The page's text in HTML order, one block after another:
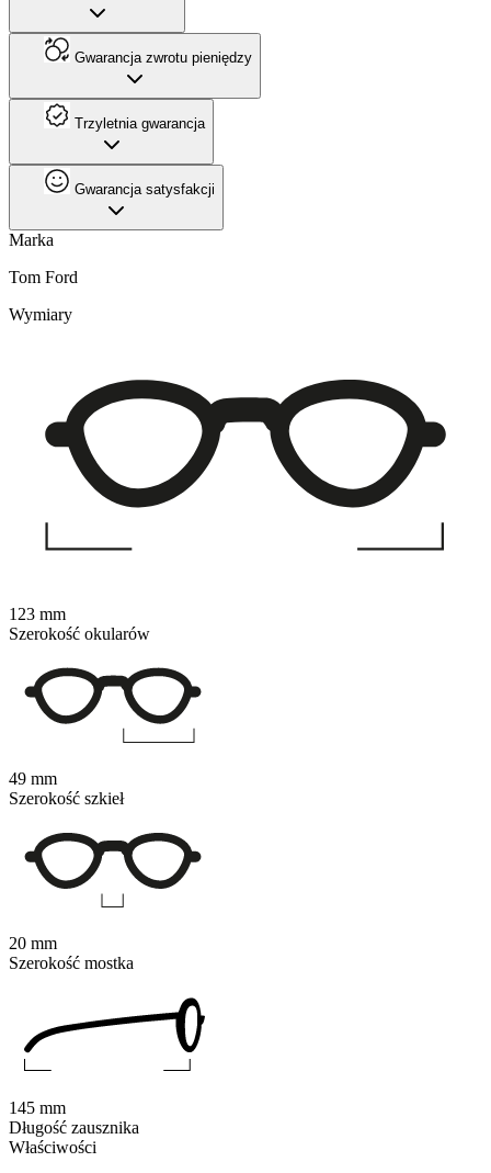
Gwarancja zwrotu pieniędzy
Trzyletnia gwarancja
Gwarancja satysfakcji
Marka
Tom Ford
Właściwości
Wymiary
123 mm
Szerokość okularów
49 mm
Szerokość szkieł
20 mm
Szerokość mostka
145 mm
Długość zausznika